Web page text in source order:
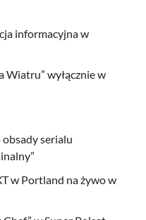
informacyjna w
Wiatru” wyłącznie w
obsady serialu
w Portland na żywo w